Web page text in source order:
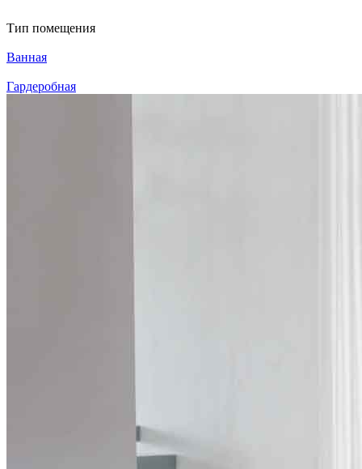
Тип помещения
Ванная
Гардеробная